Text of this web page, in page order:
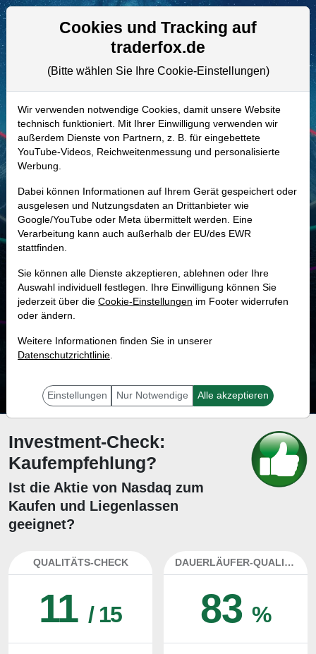
Aktien- und Artikelsuche
813516 | NDAQ–Nasdaq Aktie
Realtime-Aktienkurs:
-
-
Marktkapitalisierung 52,89 Mrd. USD
Unternehmenswert 59,35 Mrd. USD
MONKEY-TRADER INDIKATOR
41.3 %
Mit 41.3 % Wahrscheinlichkeit wird selbst der unglücklichst agierende Trader
Investment-Check:
Kaufempfehlung?
Ist die Aktie von Nasdaq zum
Kaufen und Liegenlassen
geeignet?
QUALITÄTS-CHECK
11/ 15
DAUERLÄUFER-QUALITÄTEN
83%
Cookies und Tracking auf
traderfox.de
(Bitte wählen Sie Ihre Cookie-Einstellungen)
Wir verwenden notwendige Cookies, damit unsere Website
technisch funktioniert. Mit Ihrer Einwilligung verwenden wir
außerdem Dienste von Partnern, z. B. für eingebettete
YouTube-Videos, Reichweitenmessung und personalisierte
Werbung.
Dabei können Informationen auf Ihrem Gerät gespeichert oder
ausgelesen und Nutzungsdaten an Drittanbieter wie
Google/YouTube oder Meta übermittelt werden. Eine
Verarbeitung kann auch außerhalb der EU/des EWR
stattfinden.
Sie können alle Dienste akzeptieren, ablehnen oder Ihre
Auswahl individuell festlegen. Ihre Einwilligung können Sie
jederzeit über die Cookie-Einstellungen im Footer widerrufen
oder ändern.
Weitere Informationen finden Sie in unserer
Datenschutzrichtlinie.
Einstellungen Nur Notwendige Alle akzeptieren